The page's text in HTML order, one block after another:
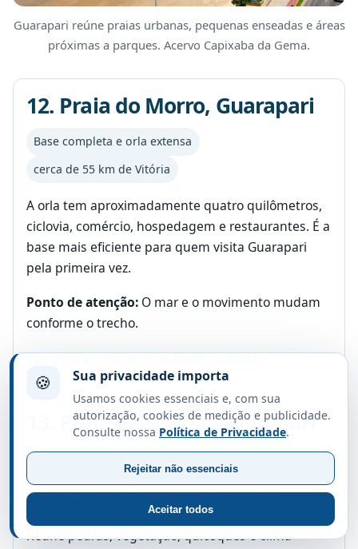
Guarapari reúne praias urbanas, pequenas enseadas e áreas
próximas a parques. Acervo Capixaba da Gema.
12. Praia do Morro, Guarapari
Base completa e orla extensa
cerca de 55 km de Vitória
A orla tem aproximadamente quatro quilômetros,
ciclovia, comércio, hospedagem e restaurantes. É a
base mais eficiente para quem visita Guarapari
pela primeira vez.
Ponto de atenção: O mar e o movimento mudam
conforme o trecho.
Ver o guia completo de Praia do Morro
13. Praia de Setiba, Guarapari
Setiba fica ao norte do centro de Guarapari,
próxima ao Parque Estadual Paulo César Vinha.
Reúne pedras, vegetação, quiosques e clima
🍪 Sua privacidade importa
Usamos cookies essenciais e, com sua
autorização, cookies de medição e publicidade.
Consulte nossa Política de Privacidade.
Aceitar todos
Rejeitar não essenciais